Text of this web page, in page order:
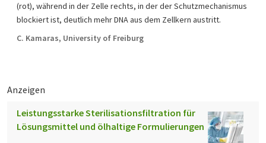
(rot), während in der Zelle rechts, in der der Schutzmechanismus
blockiert ist, deutlich mehr DNA aus dem Zellkern austritt.
C. Kamaras, University of Freiburg
Anzeigen
Leistungsstarke Sterilisationsfiltration für
Lösungsmittel und ölhaltige Formulierungen